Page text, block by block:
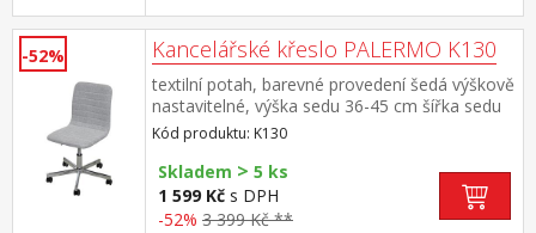
-52% Kancelářské křeslo PALERMO K130
textilní potah, barevné provedení šedá výškově
nastavitelné, výška sedu 36-45 cm šířka sedu
41 cm, kovový pochromovaný kříž
Kód produktu: K130
Skladem > 5 ks
1 599 Kč s DPH
-52% 3 399 Kč **